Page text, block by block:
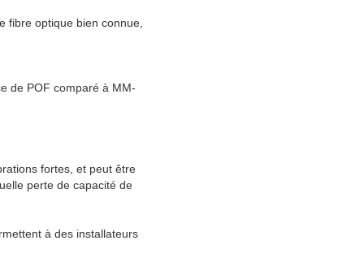
fibre optique bien connue,
de POF comparé à MM-
fortes, et peut être
perte de capacité de
à des installateurs